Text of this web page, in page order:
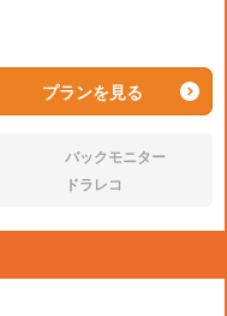
プランを見る
なし:バックモニター
なし:ドラレコ